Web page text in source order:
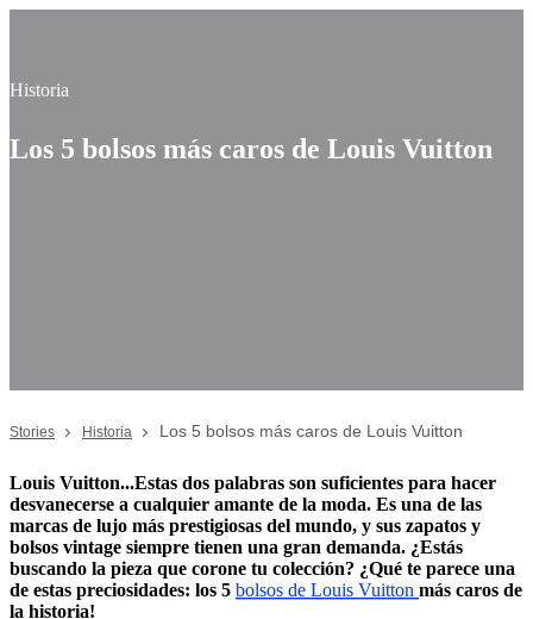
Historia
Los 5 bolsos más caros de Louis Vuitton
Stories Historia Los 5 bolsos más caros de Louis Vuitton
Louis Vuitton...Estas dos palabras son suficientes para hacer
desvanecerse a cualquier amante de la moda. Es una de las
marcas de lujo más prestigiosas del mundo, y sus zapatos y
bolsos vintage siempre tienen una gran demanda. ¿Estás
buscando la pieza que corone tu colección? ¿Qué te parece una
de estas preciosidades: los 5 bolsos de Louis Vuitton más caros de
la historia!